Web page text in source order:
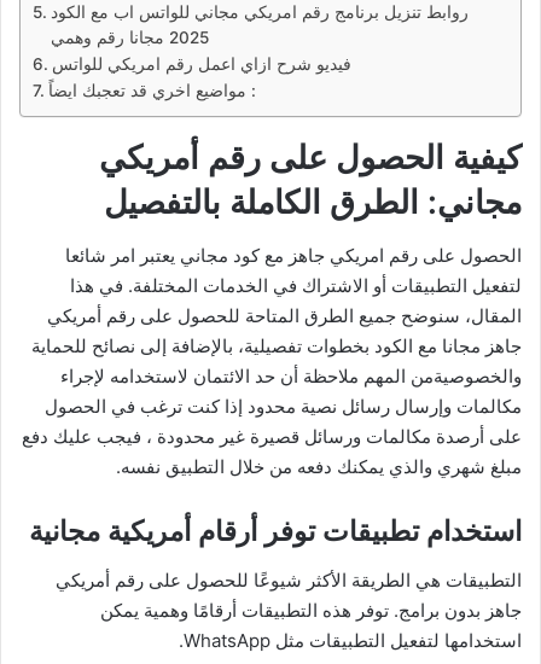
روابط تنزيل برنامج رقم امريكي مجاني للواتس اب مع الكود
2025 مجانا رقم وهمي
فيديو شرح ازاي اعمل رقم امريكي للواتس
مواضيع اخري قد تعجبك ايضاً :
كيفية الحصول على رقم أمريكي
مجاني: الطرق الكاملة بالتفصيل
الحصول على رقم امريكي جاهز مع كود مجاني يعتبر امر شائعا
لتفعيل التطبيقات أو الاشتراك في الخدمات المختلفة. في هذا
المقال، سنوضح جميع الطرق المتاحة للحصول على رقم أمريكي
جاهز مجانا مع الكود بخطوات تفصيلية، بالإضافة إلى نصائح للحماية
والخصوصيةمن المهم ملاحظة أن حد الائتمان لاستخدامه لإجراء
مكالمات وإرسال رسائل نصية محدود إذا كنت ترغب في الحصول
على أرصدة مكالمات ورسائل قصيرة غير محدودة ، فيجب عليك دفع
مبلغ شهري والذي يمكنك دفعه من خلال التطبيق نفسه.
استخدام تطبيقات توفر أرقام أمريكية مجانية
التطبيقات هي الطريقة الأكثر شيوعًا للحصول على رقم أمريكي
جاهز بدون برامج. توفر هذه التطبيقات أرقامًا وهمية يمكن
استخدامها لتفعيل التطبيقات مثل WhatsApp.